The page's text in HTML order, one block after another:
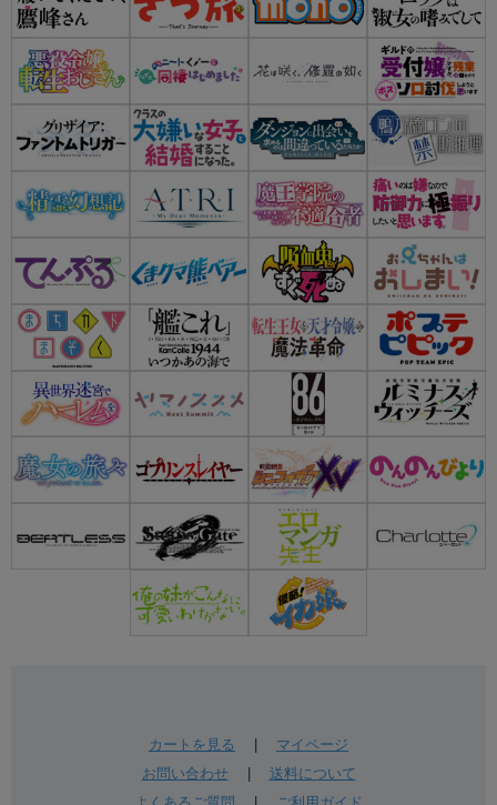
カートを見る
マイページ
お問い合わせ| 送料について